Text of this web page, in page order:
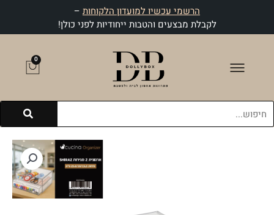
הרשמי עכשיו למועדון הלקוחות –
לקבלת מבצעים והטבות ייחודיות לפני כולן!
0
עגלת